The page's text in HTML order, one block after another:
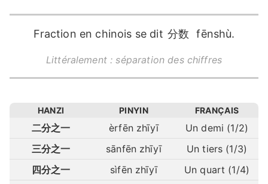
Fraction en chinois se dit 分数 fēnshù.
Littéralement : séparation des chiffres
HANZI PINYIN FRANÇAIS
二分之一 èrfēn zhīyī
Un demi (1/2)
三分之一
sānfēn zhīyī
Un tiers (1/3)
四分之一
sìfēn zhīyī Un quart (1/4)